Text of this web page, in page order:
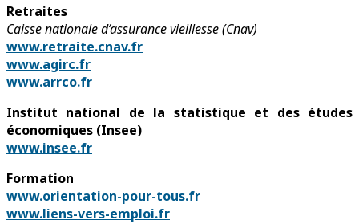
Retraites
Caisse nationale d’assurance vieillesse (Cnav)
www.retraite.cnav.fr
www.agirc.fr
www.arrco.fr
Institut national de la statistique et des études
économiques (Insee)
www.insee.fr
Formation
www.orientation-pour-tous.fr
www.liens-vers-emploi.fr